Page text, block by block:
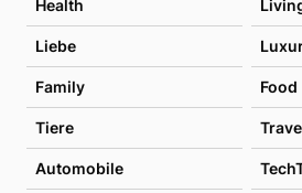
Health
Liebe
Family Food
Tiere
Automobile